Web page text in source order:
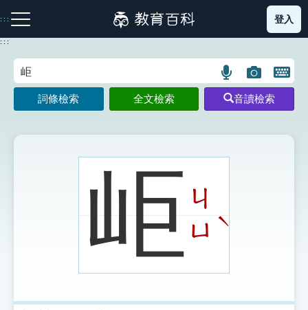
到
主
:::
注音索引圖示 筆畫索引圖示 部首索引表圖示
登入
:::
語
言
搜
示
圖
片
搜
開
鍵
圖
詞條檢索 全文檢索 音讀檢索
岠 ㄐ
ㄩˋ